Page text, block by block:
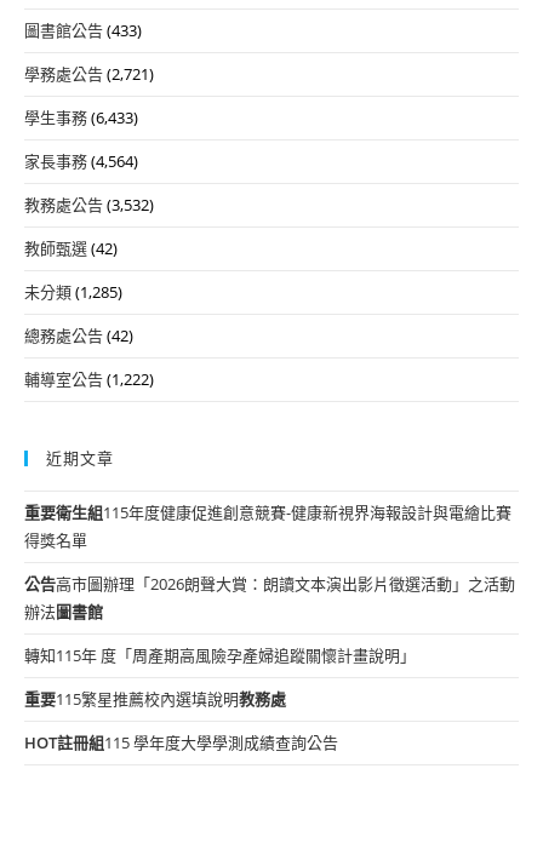
圖書館公告(433)
學務處公告(2,721)
學生事務(6,433)
家長事務(4,564)
教務處公告(3,532)
教師甄選(42)
未分類(1,285)
總務處公告(42)
輔導室公告(1,222)
近期文章
重要衛生組115年度健康促進創意競賽-健康新視界海報設計與電繪比賽
得獎名單
公告高市圖辦理「2026朗聲大賞：朗讀文本演出影片徵選活動」之活動
辦法圖書館
轉知115年 度「周產期高風險孕產婦追蹤關懷計畫說明」
重要115繁星推薦校內選填說明教務處
HOT註冊組115 學年度大學學測成績查詢公告